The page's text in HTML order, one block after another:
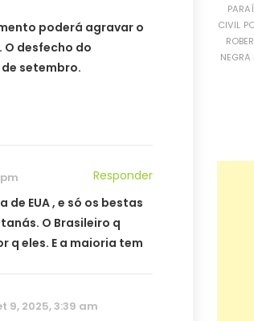
poderá agravar o
desfecho do
setembro.
Responder
EUA , e só os bestas
O Brasileiro q
q eles. E a maioria tem
9, 2025, 3:39 am
CIVIL
NEGRA